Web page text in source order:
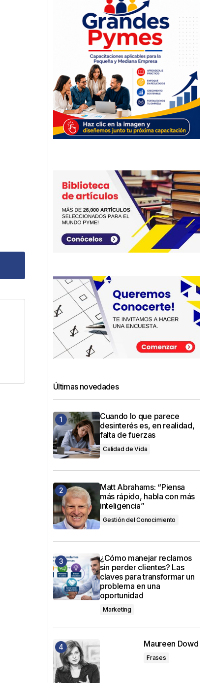
Últimas novedades
Cuando lo que parece
desinterés es, en realidad,
falta de fuerzas
Calidad de Vida
Matt Abrahams: “Piensa
más rápido, habla con más
inteligencia”
Gestión del Conocimiento
¿Cómo manejar reclamos
sin perder clientes? Las
claves para transformar un
problema en una
oportunidad
Marketing
Maureen Dowd
Frases